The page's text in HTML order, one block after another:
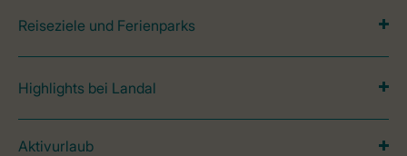
Reiseziele und Ferienparks
Highlights bei Landal
Aktivurlaub